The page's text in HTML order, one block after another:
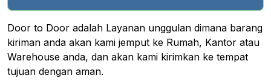
Door to Door adalah Layanan unggulan dimana barang
kiriman anda akan kami jemput ke Rumah, Kantor atau
Warehouse anda, dan akan kami kirimkan ke tempat
tujuan dengan aman.